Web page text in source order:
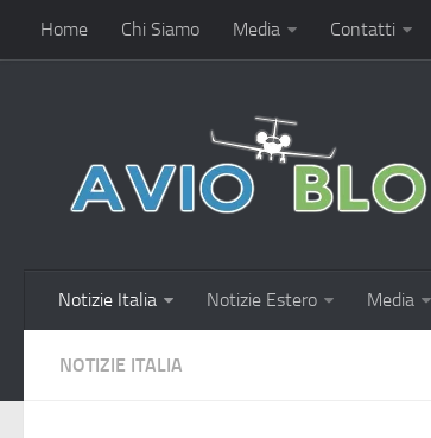
Home Chi Siamo Media Contatti
Notizie Italia Notizie Estero Media
NOTIZIE ITALIA